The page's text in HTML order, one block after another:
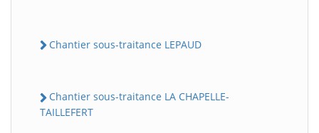
Chantier sous-traitance LEPAUD
Chantier sous-traitance LA CHAPELLE-
TAILLEFERT